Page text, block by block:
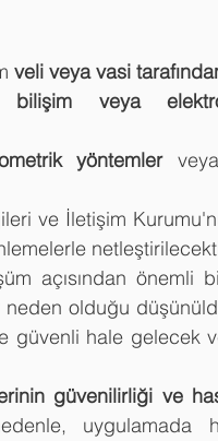
veli veya vasi
bilişim veya
yöntemler veya
ve İletişim
açısından önemli
neden olduğu
güvenli hale gelecek
güvenilirliği ve
uygulamada